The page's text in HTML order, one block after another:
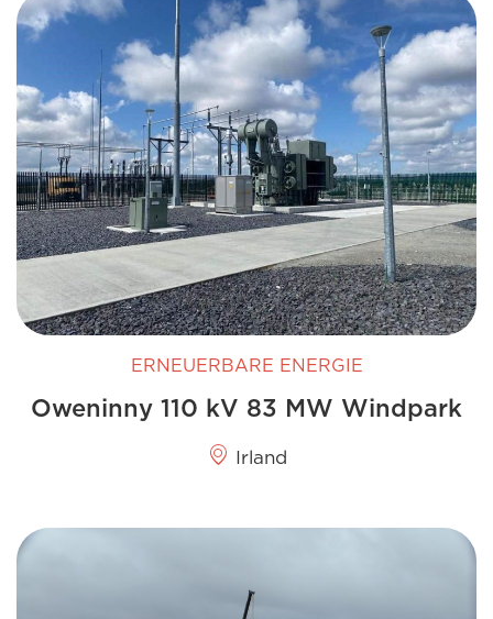
ERNEUERBARE ENERGIE
Oweninny 110 kV 83 MW Windpark
Irland